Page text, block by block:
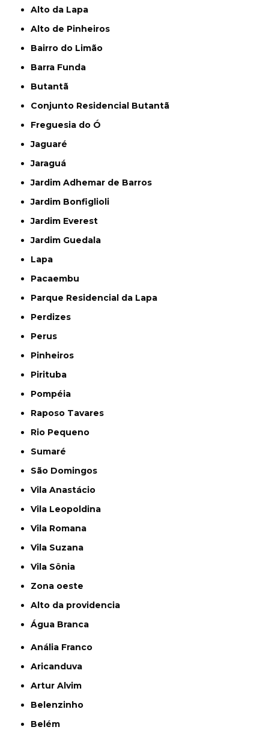
Alto da Lapa
Alto de Pinheiros
Bairro do Limão
Barra Funda
Butantã
Conjunto Residencial Butantã
Freguesia do Ó
Jaguaré
Jaraguá
Jardim Adhemar de Barros
Jardim Bonfiglioli
Jardim Everest
Jardim Guedala
Lapa
Pacaembu
Parque Residencial da Lapa
Perdizes
Perus
Pinheiros
Pirituba
Pompéia
Raposo Tavares
Rio Pequeno
Sumaré
São Domingos
Vila Anastácio
Vila Leopoldina
Vila Romana
Vila Suzana
Vila Sônia
Zona oeste
alto da providencia
Água Branca
Anália Franco
Aricanduva
Artur Alvim
Belenzinho
Belém